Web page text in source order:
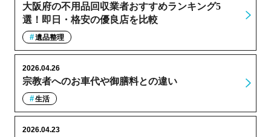
大阪府の不用品回収業者おすすめランキング5
選！即日・格安の優良店を比較
遺品整理
宗教者へのお車代や御膳料との違い
2026.04.26
生活
2026.04.23